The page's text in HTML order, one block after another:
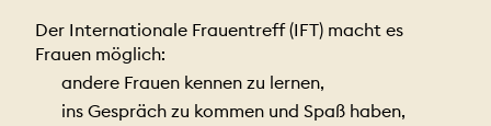
Der Internationale Frauentreff (IFT) macht es
Frauen möglich:
andere Frauen kennen zu lernen,
ins Gespräch zu kommen und Spaß haben,